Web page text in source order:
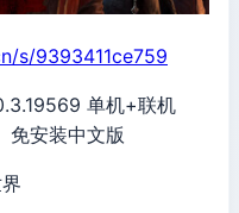
s/9393411ce759
单机+联机
免安装中文版